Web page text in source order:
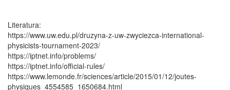
Literatura:
https://www.uw.edu.pl/druzyna-z-uw-zwyciezca-international-
physicists-tournament-2023/
https://iptnet.info/problems/
https://iptnet.info/official-rules/
https://www.lemonde.fr/sciences/article/2015/01/12/joutes-
physiques_4554585_1650684.html